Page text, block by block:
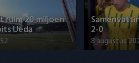
ruim 20 miljoen
Ueda 2-0
8 augustus